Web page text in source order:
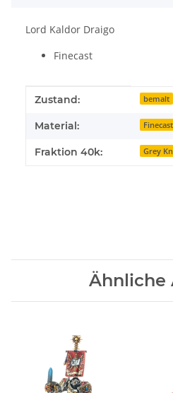
Lord Kaldor Draigo
Finecast
Produkteigenschaft
Wert
Zustand: bemalt
Material: Finecast
Fraktion 40k: Grey
Ähnliche